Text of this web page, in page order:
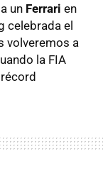
un Ferrari en
celebrada el
volveremos a
la FIA